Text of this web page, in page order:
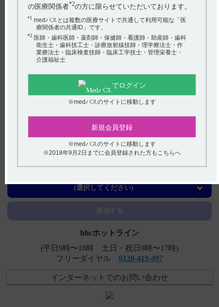
戻る
関連するQ&A
【テオロング】 有効成分、規格の種類、製剤の大きさ、
添加物などを教えてください。
【エクフィナ】 レボドパ由来の副作用（ジスキネジア
性・安全性を検討していますか？
アンケート:ご意見をお聞かせください
(選択してください)
の医療関係者*2の方に限らせていただいております。
*1 medパスとは複数の医療サイトで共通して利用可能な「医
療関係者の共通ID」です。
*2 医師・歯科医師・薬剤師・保健師・看護師・助産師・歯科
衛生士・歯科技工士・診療放射線技師・理学療法士・作
業療法士・臨床検査技師・臨床工学技士・管理栄養士・
介護福祉士
でログイン
※medパスのサイトに移動します
新規会員登録
※medパスのサイトに移動します
※2018年9月2日までに会員登録された方もこちらへ
hhcホットライン
(平日9時〜18時 土日・祝日9時〜17時)
フリーダイヤル 0120-419-497
インターネットでのお問い合わせ